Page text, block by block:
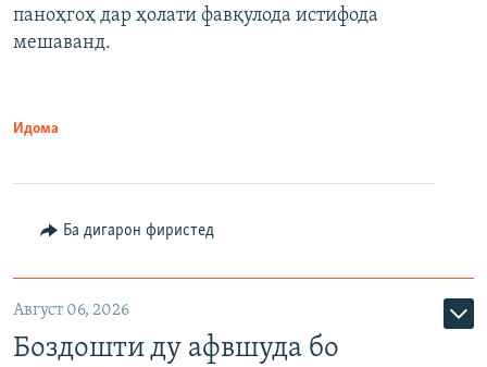
паноҳгоҳ дар ҳолати фавқулода истифода
мешаванд.
Идома
Ба дигарон фиристед
Август 06, 2026
Боздошти ду афвшуда бо